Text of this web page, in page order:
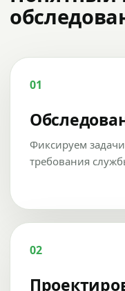
01
Фиксируем
требования
02